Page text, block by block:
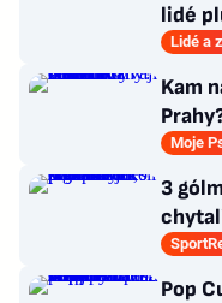
lidé
věci
Lidé a
Kam
Moje
3
Pop